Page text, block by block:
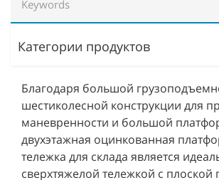
Категории продуктов
Благодаря большой
шестиколесной конструкции для
маневренности и большой
двухэтажная оцинкованная
тележка для склада является
сверхтяжелой тележкой с